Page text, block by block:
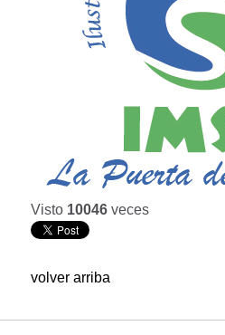
Visto 10046 veces
volver arriba